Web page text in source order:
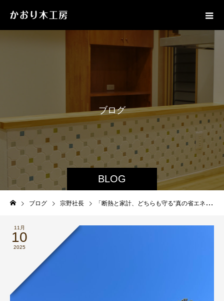
BLOG
ブログ
ブログ 宗野社長 「断熱と家計、どちらも守る“真の省エネ住宅”とは」
11月
10
2025